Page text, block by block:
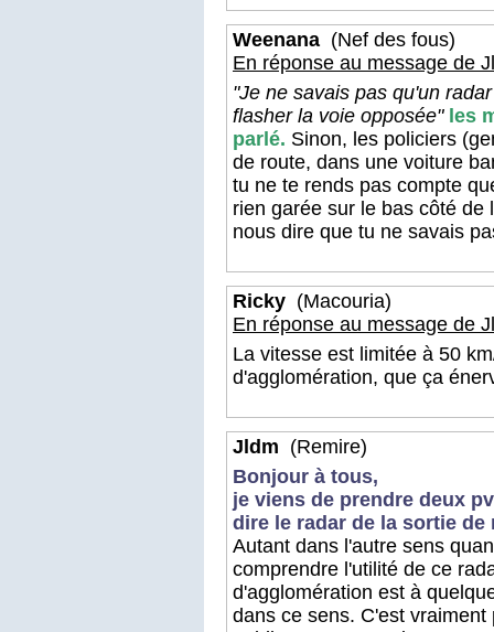
Weenana (Nef des fous)
En réponse au message de
"Je ne savais pas qu'un
flasher la voie opposée" les
parlé. Sinon, les policiers
de route, dans une voiture
tu ne te rends pas compte
rien garée sur le bas côté
nous dire que tu ne savais
Ricky (Macouria)
En réponse au message de
La vitesse est limitée à 50
d'agglomération, que ça
Jldm (Remire)
Bonjour à tous,
je viens de prendre deux
dire le radar de la sortie
Autant dans l'autre sens
comprendre l'utilité de ce
d'agglomération est à
dans ce sens. C'est